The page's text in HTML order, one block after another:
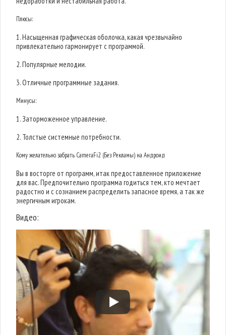
Плюсы:
1. Насыщенная графическая оболочка, какая чрезвычайно
привлекательно гармонирует с программой.
2. Популярные мелодии.
3. Отличные программные задания.
Минусы:
1. Заторможенное управление.
2. Толстые системные потребности.
Кому желательно забрать CameraFi2 (Без Рекламы) на Андроид
Вы в восторге от программ, итак предоставленное приложение
для вас. Предпочительно программа годиться тем, кто мечтает
радостно и с сознанием распределить запасное время, а так же
энергичным игрокам.
Видео: